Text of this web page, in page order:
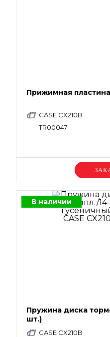
Прижимная пластина
CASE CX210B
TR00047
В наличии
Пружина диска
шт.)
CASE CX210B